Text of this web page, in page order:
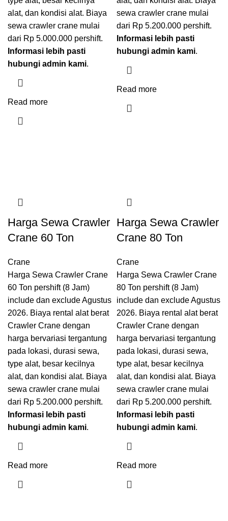
alat, dan kondisi alat. Biaya
sewa crawler crane mulai
dari Rp 5.000.000 pershift.
Informasi lebih pasti
hubungi admin kami.
Read more
sewa crawler crane mulai
dari Rp 5.200.000 pershift.
Informasi lebih pasti
hubungi admin kami.
Read more
Harga Sewa Crawler
Crane 60 Ton
Crane
Harga Sewa Crawler Crane
60 Ton pershift (8 Jam)
include dan exclude Agustus
2026. Biaya rental alat berat
Crawler Crane dengan
harga bervariasi tergantung
pada lokasi, durasi sewa,
type alat, besar kecilnya
alat, dan kondisi alat. Biaya
sewa crawler crane mulai
dari Rp 5.200.000 pershift.
Informasi lebih pasti
hubungi admin kami.
Read more
Harga Sewa Crawler
Crane 80 Ton
Crane
Harga Sewa Crawler Crane
80 Ton pershift (8 Jam)
include dan exclude Agustus
2026. Biaya rental alat berat
Crawler Crane dengan
harga bervariasi tergantung
pada lokasi, durasi sewa,
type alat, besar kecilnya
alat, dan kondisi alat. Biaya
sewa crawler crane mulai
dari Rp 5.200.000 pershift.
Informasi lebih pasti
hubungi admin kami.
Read more